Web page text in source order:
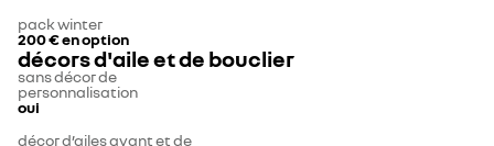
pack winter
200 €en option
décors d'aile et de bouclier
sans décor de
personnalisation
oui
décor d’ailes avant et de